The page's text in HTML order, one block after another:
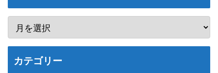
カテゴリー